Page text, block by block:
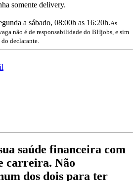
somente delivery.
a sábado, 08:00h as 16:20h.As
não é de responsabilidade do BHjobs, e sim
declarante.
saúde financeira com
carreira. Não
dos dois para ter